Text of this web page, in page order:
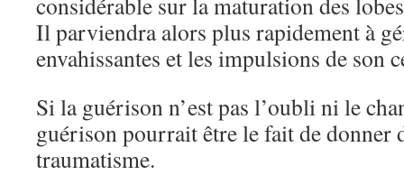
Il parviendra alors plus rapidement à
envahissantes et les impulsions de son
Si la guérison n’est pas l’oubli ni le
guérison pourrait être le fait de donner
traumatisme.